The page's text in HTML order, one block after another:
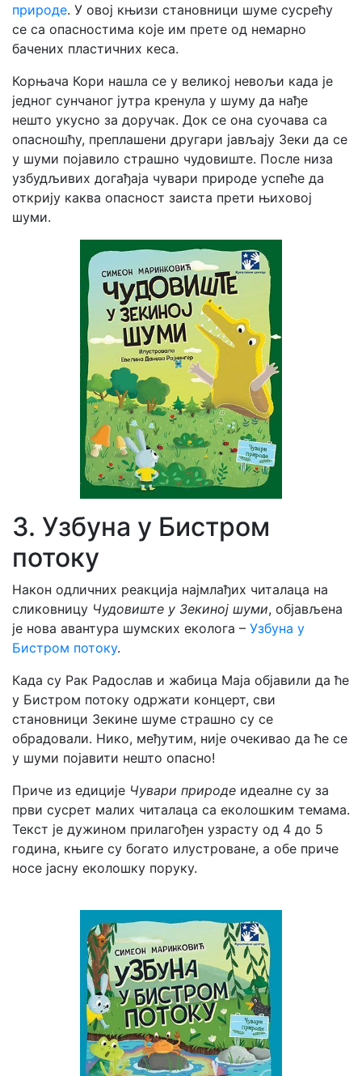
природе. У овој књизи становници шуме сусрећу
се са опасностима које им прете од немарно
бачених пластичних кеса.
Корњача Кори нашла се у великој невољи када је
једног сунчаног јутра кренула у шуму да нађе
нешто укусно за доручак. Док се она суочава са
опасношћу, преплашени другари јављају Зеки да се
у шуми појавило страшно чудовиште. После низа
узбудљивих догађаја чувари природе успеће да
открију каква опасност заиста прети њиховој
шуми.
3. Узбуна у Бистром
потоку
Након одличних реакција најмлађих читалаца на
сликовницу Чудовиште у Зекиној шуми, објављена
је нова авантура шумских еколога – Узбуна у
Бистром потоку.
Када су Рак Радослав и жабица Маја објавили да ће
у Бистром потоку одржати концерт, сви
становници Зекине шуме страшно су се
обрадовали. Нико, међутим, није очекивао да ће се
у шуми појавити нешто опасно!
Приче из едиције Чувари природе идеалне су за
први сусрет малих читалаца са еколошким темама.
Текст је дужином прилагођен узрасту од 4 до 5
година, књиге су богато илустроване, а обе приче
носе јасну еколошку поруку.